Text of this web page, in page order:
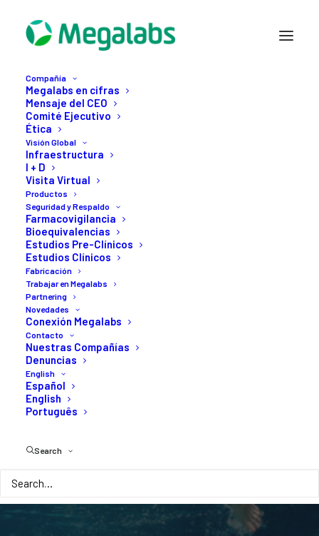
Compañía
Megalabs en cifras
Mensaje del CEO
Comité Ejecutivo
Ética
Visión Global
Infraestructura
I + D
Visita Virtual
Productos
Seguridad y Respaldo
Farmacovigilancia
Bioequivalencias
Estudios Pre-Clínicos
Estudios Clínicos
Fabricación
Trabajar en Megalabs
Partnering
Novedades
Conexión Megalabs
Contacto
Nuestras Compañías
Denuncias
English
Español
English
Português
Search
5delos
ejercicios
hacer
saluden